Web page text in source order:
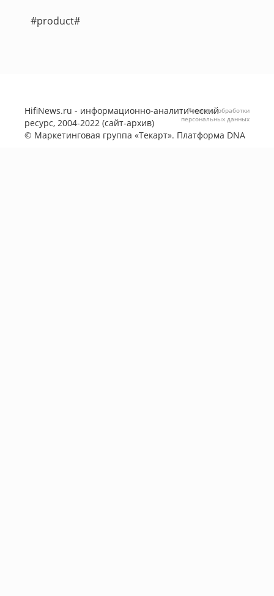
#product#
HifiNews.ru - информационно-аналитический
ресурс, 2004-2022 (сайт-архив)
© Маркетинговая группа «Текарт». Платформа DNA
Политика обработки
персональных данных